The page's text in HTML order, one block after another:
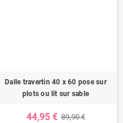
Dalle travertin 40 x 60 pose sur
plots ou lit sur sable
44,95 € 89,90 €